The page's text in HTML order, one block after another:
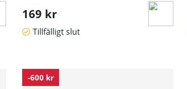
169 kr
Tillfälligt slut
-600 kr